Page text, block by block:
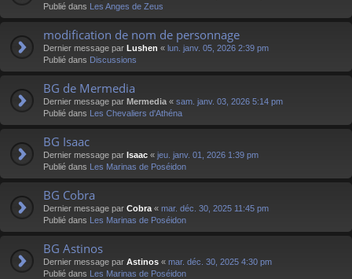
Publié dans Les Anges de Zeus
modification de nom de personnage
Dernier message par Lushen « lun. janv. 05, 2026 2:39 pm
Publié dans Discussions
BG de Mermedia
Dernier message par Mermedia « sam. janv. 03, 2026 5:14 pm
Publié dans Les Chevaliers d'Athéna
BG Isaac
Dernier message par Isaac « jeu. janv. 01, 2026 1:39 pm
Publié dans Les Marinas de Poséidon
BG Cobra
Dernier message par Cobra « mar. déc. 30, 2025 11:45 pm
Publié dans Les Marinas de Poséidon
BG Astinos
Dernier message par Astinos « mar. déc. 30, 2025 4:30 pm
Publié dans Les Marinas de Poséidon